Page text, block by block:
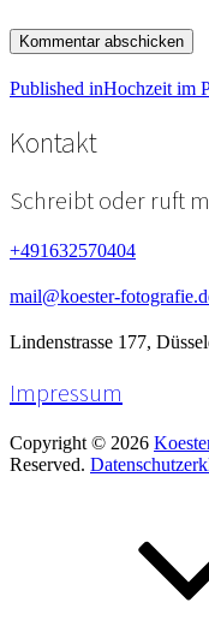
Published inHochzeit im
Kontakt
Schreibt oder ruft
+491632570404
mail@koester-
Lindenstrasse 177,
Impressum
Copyright © 2026
Reserved.